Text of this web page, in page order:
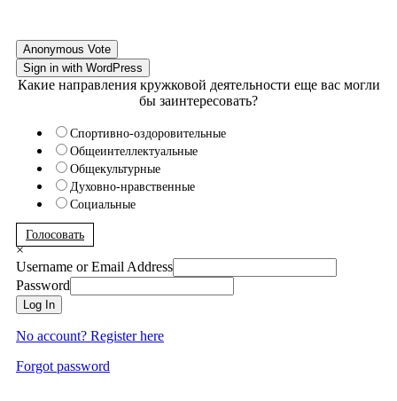
Anonymous Vote
Sign in with WordPress
Какие направления кружковой деятельности еще вас могли
бы заинтересовать?
Спортивно-оздоровительные
Общеинтеллектуальные
Общекультурные
Духовно-нравственные
Социальные
Голосовать
×
Username or Email Address
Password
Log In
No account? Register here
Forgot password